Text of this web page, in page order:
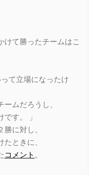
けて勝ったチームはこ
て立場になったけ
ムだろうし、
す。 」
に対し、
ときに、
コメント 。